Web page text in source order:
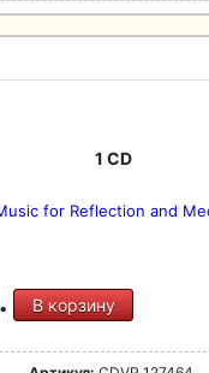
1 CD
for Reflection and
В корзину